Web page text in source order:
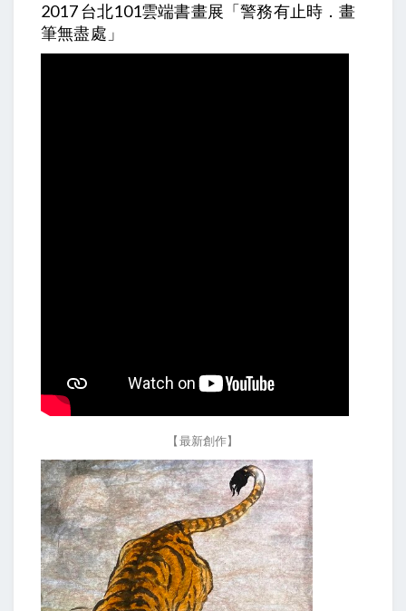
2017 台北101雲端書畫展「警務有止時．畫
筆無盡處」
【最新創作】